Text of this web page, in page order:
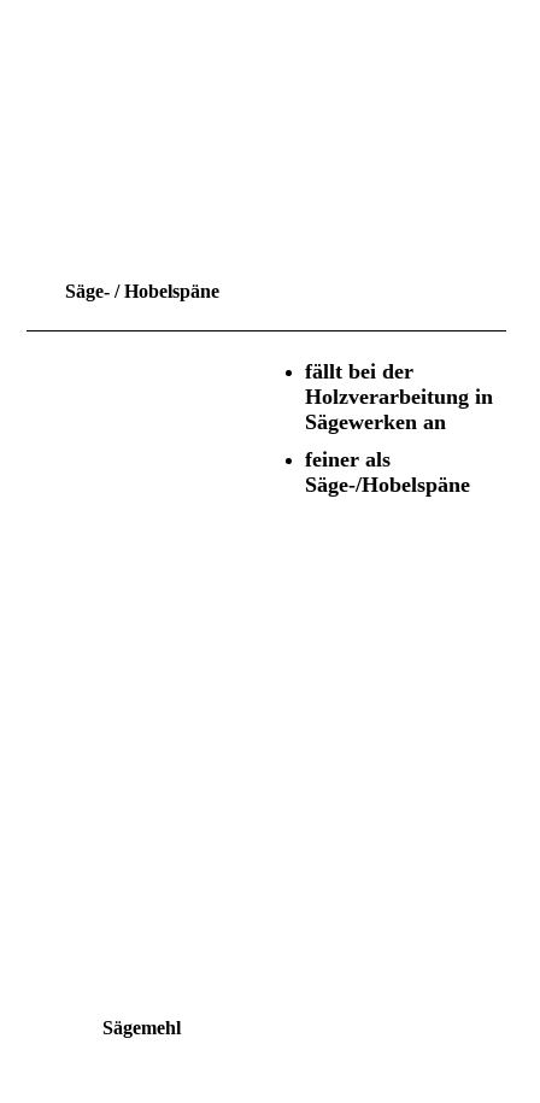
Säge- / Hobelspäne
Sägemehl
fällt bei der
Holzverarbeitung in
Sägewerken an
feiner als
Säge-/Hobelspäne